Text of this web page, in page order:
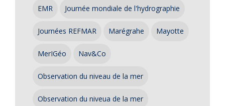
EMR Journée mondiale de l'hydrographie
Journées REFMAR Marégrahe Mayotte
MerIGéo Nav&Co
Observation du niveau de la mer
Observation du niveua de la mer